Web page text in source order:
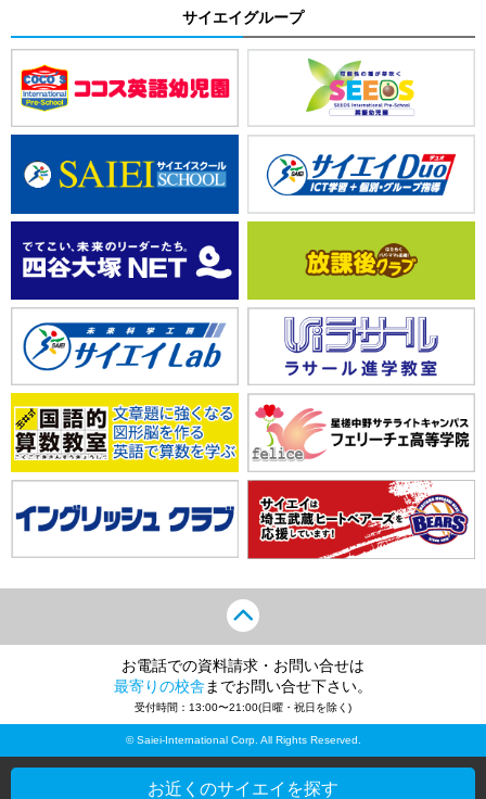
サイエイグループ
お電話での資料請求・お問い合せは
最寄りの校舎 までお問い合せ下さい。
受付時間：13:00〜21:00(日曜・祝日を除く)
© Saiei-International Corp. All Rights Reserved.
お近くのサイエイを探す